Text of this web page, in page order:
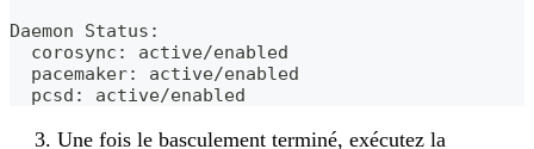
Daemon Status:
  corosync: active/enabled
  pacemaker: active/enabled
  pcsd: active/enabled
Une fois le basculement terminé, exécutez la